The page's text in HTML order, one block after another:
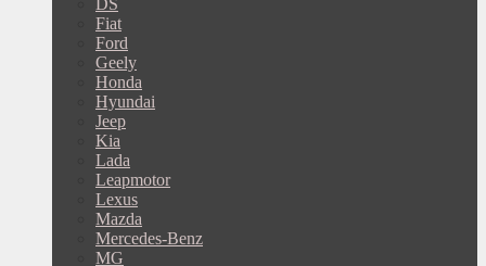
DS
Fiat
Ford
Geely
Honda
Hyundai
Jeep
Kia
Lada
Leapmotor
Lexus
Mazda
Mercedes-Benz
MG